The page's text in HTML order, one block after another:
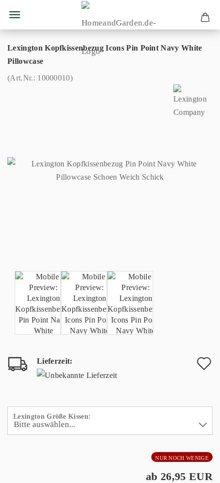
Lexington Kopfkissenbezug Icons Pin Point Navy White
Pillowcase
(Art.Nr.: 10000010)
Lieferzeit:
Lexington Größe Kissen:
NUR NOCH WENIGE
ab 26,95 EUR